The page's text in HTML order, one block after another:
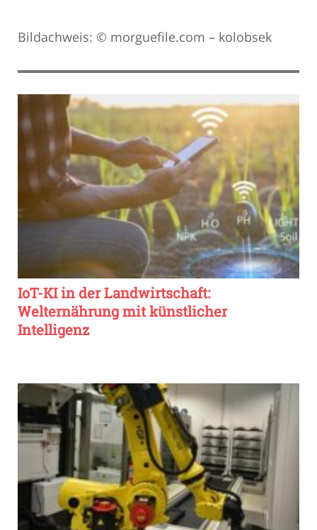
Bildachweis: © morguefile.com – kolobsek
IoT-KI in der Landwirtschaft:
Welternährung mit künstlicher
Intelligenz